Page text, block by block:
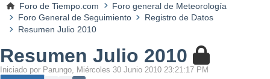
Foro de Tiempo.com
Foro general de Meteorología
Foro General de Seguimiento
Registro de Datos
Resumen Julio 2010
Resumen Julio 2010
Iniciado por Parungo, Miércoles 30 Junio 2010 23:21:17 PM